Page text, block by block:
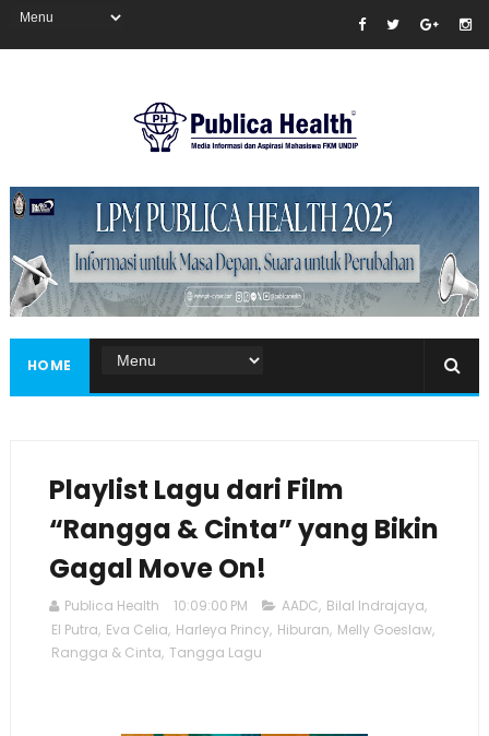
Masukkan iklan disini!
HOME
Playlist Lagu dari Film
“Rangga & Cinta” yang Bikin
Gagal Move On!
Publica Health 10:09:00 PM AADC, Bilal Indrajaya,
El Putra, Eva Celia, Harleya Princy, Hiburan, Melly Goeslaw,
Rangga & Cinta, Tangga Lagu